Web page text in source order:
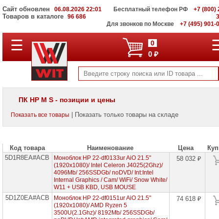
Сайт обновлен 06.08.2026 22:01
Товаров в каталоге 96 686
Бесплатный телефон РФ
+7 (800)
Для звонков по Москве
+7 (495) 901-
ПОЛНЫЙ
КАТАЛОГ
Корпоративные
серверы
WIT
Системы
данных
Мониторы
Проекторы
☰ 0
0 ₽
ПК HP M S - позиции и цены
Показать все товары | Показать только товары на складе
Код товара Наименование Цена
5D1R8EA#ACB
Моноблок HP 22-df0133ur AiO 21.5"
(1920x1080)/ Intel Celeron J4025(2Ghz)/
4096Mb/ 256SSDGb/ noDVD/ Int:Intel
Internal Graphics / Cam/ WiFi/ Snow White/
W11 + USB KBD, USB MOUSE
58 032 ₽
5D1Z0EA#ACB
Моноблок HP 22-df0151ur AiO 21.5"
(1920x1080)/ AMD Ryzen 5
3500U(2.1Ghz)/ 8192Mb/ 256SSDGb/
74 618 ₽